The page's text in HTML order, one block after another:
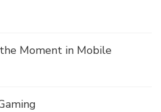
Moment in Mobile